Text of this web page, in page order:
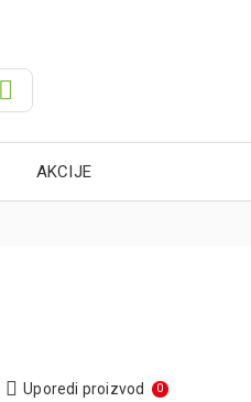
AKCIJE
Uporedi proizvod 0